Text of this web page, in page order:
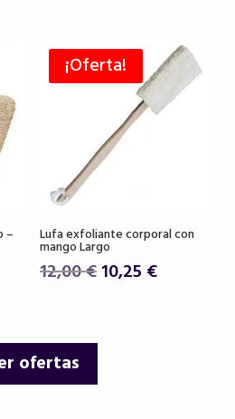
€.
era:
18,50 €.
es:
15,75 €.
–
¡Oferta!
Lufa exfoliante corporal con
mango Largo
12,00€El
10,25 €El
ofertas